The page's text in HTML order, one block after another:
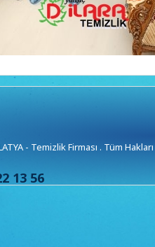
- Temizlik Firması . Tüm Hakları
13 56